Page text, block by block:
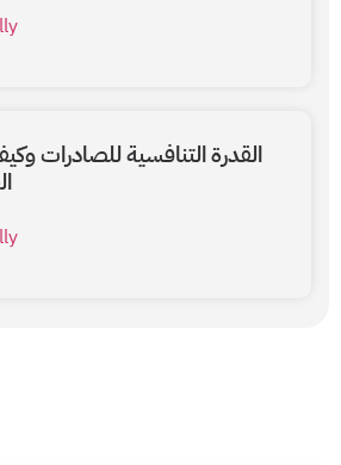
القدرة التنافسية للصادرات